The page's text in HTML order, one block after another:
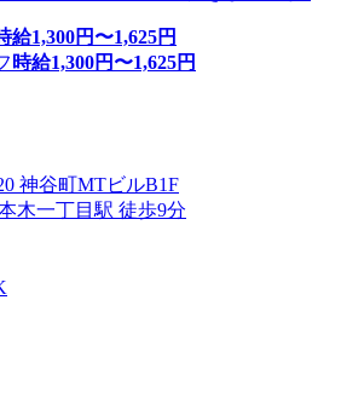
給1,300円〜1,625円
時給1,300円〜1,625円
神谷町MTビルB1F
木一丁目駅 徒歩9分